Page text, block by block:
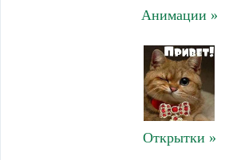
Анимации »
Открытки »